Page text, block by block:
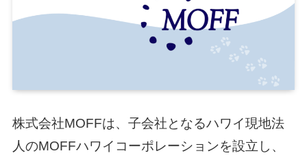
株式会社MOFFは、子会社となるハワイ現地法
人のMOFFハワイコーポレーションを設立し、